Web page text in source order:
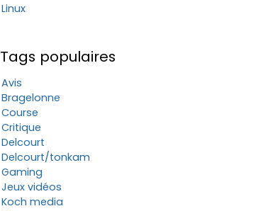
Linux
Tags populaires
Avis
Bragelonne
Course
Critique
Delcourt
Delcourt/tonkam
Gaming
Jeux vidéos
Koch media